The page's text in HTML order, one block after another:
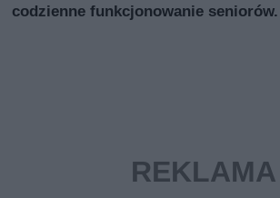
codzienne funkcjonowanie seniorów.